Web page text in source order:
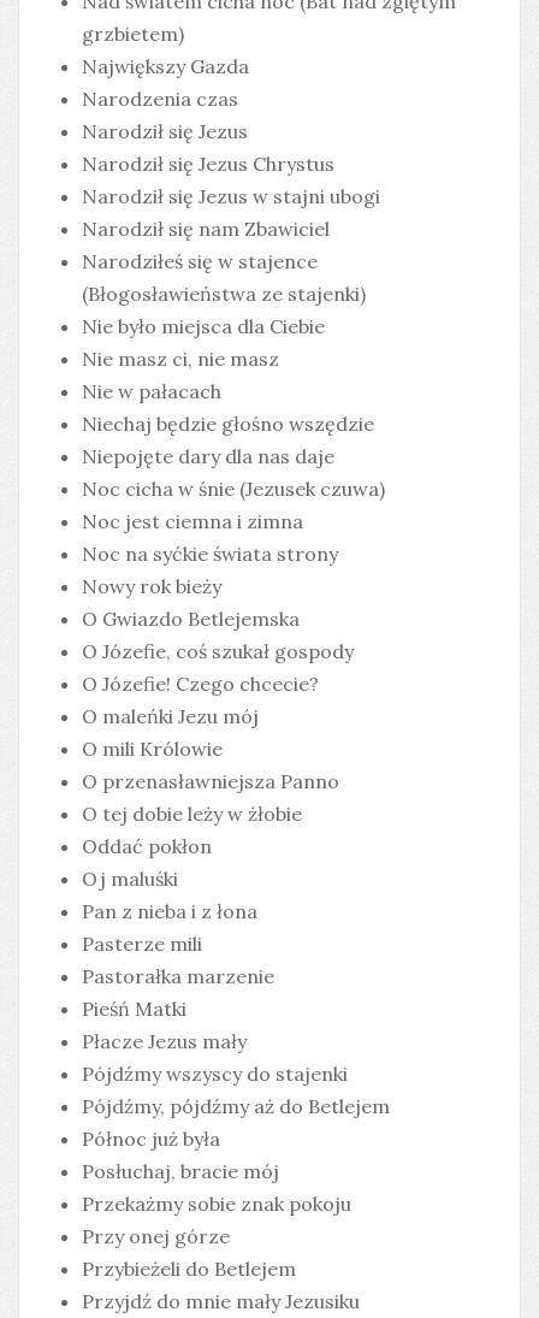
grzbietem)
Największy Gazda
Narodzenia czas
Narodził się Jezus
Narodził się Jezus Chrystus
Narodził się Jezus w stajni ubogi
Narodził się nam Zbawiciel
Narodziłeś się w stajence
(Błogosławieństwa ze stajenki)
Nie było miejsca dla Ciebie
Nie masz ci, nie masz
Nie w pałacach
Niechaj będzie głośno wszędzie
Niepojęte dary dla nas daje
Noc cicha w śnie (Jezusek czuwa)
Noc jest ciemna i zimna
Noc na syćkie świata strony
Nowy rok bieży
O Gwiazdo Betlejemska
O Józefie, coś szukał gospody
O Józefie! Czego chcecie?
O maleńki Jezu mój
O mili Królowie
O przenasławniejsza Panno
O tej dobie leży w żłobie
Oddać pokłon
Oj maluśki
Pan z nieba i z łona
Pasterze mili
Pastorałka marzenie
Pieśń Matki
Płacze Jezus mały
Pójdźmy wszyscy do stajenki
Pójdźmy, pójdźmy aż do Betlejem
Północ już była
Posłuchaj, bracie mój
Przekażmy sobie znak pokoju
Przy onej górze
Przybieżeli do Betlejem
Przyjdź do mnie mały Jezusiku